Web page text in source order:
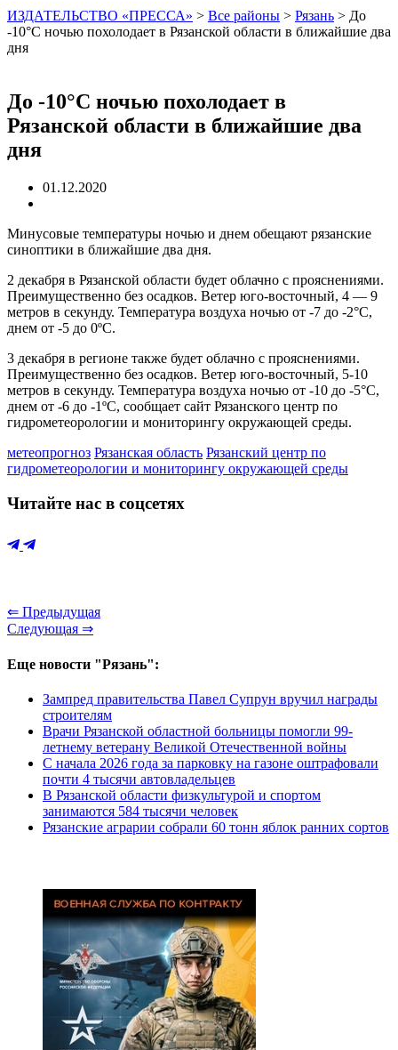
ИЗДАТЕЛЬСТВО «ПРЕССА» > Все районы > Рязань > До
-10°С ночью похолодает в Рязанской области в ближайшие два
дня
До -10°С ночью похолодает в
Рязанской области в ближайшие два
дня
01.12.2020
Минусовые температуры ночью и днем обещают рязанские
синоптики в ближайшие два дня.
2 декабря в Рязанской области будет облачно с прояснениями.
Преимущественно без осадков. Ветер юго-восточный, 4 — 9
метров в секунду. Температура воздуха ночью от -7 до -2°С,
днем от -5 до 0ºС.
3 декабря в регионе также будет облачно с прояснениями.
Преимущественно без осадков. Ветер юго-восточный, 5-10
метров в секунду. Температура воздуха ночью от -10 до -5°С,
днем от -6 до -1ºС, сообщает сайт Рязанского центр по
гидрометеорологии и мониторингу окружающей среды.
метеопрогноз Рязанская область Рязанский центр по
гидрометеорологии и мониторингу окружающей среды
Читайте нас в соцсетях
⇐ Предыдущая
Следующая ⇒
Еще новости "Рязань":
Зампред правительства Павел Супрун вручил награды
строителям
Врачи Рязанской областной больницы помогли 99-
летнему ветерану Великой Отечественной войны
С начала 2026 года за парковку на газоне оштрафовали
почти 4 тысячи автовладельцев
В Рязанской области физкультурой и спортом
занимаются 584 тысячи человек
Рязанские аграрии собрали 60 тонн яблок ранних сортов